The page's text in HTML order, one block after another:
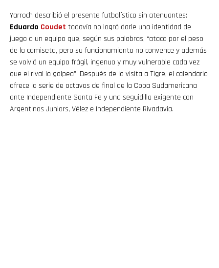
Yarroch describió el presente futbolístico sin atenuantes:
Eduardo Coudet todavía no logró darle una identidad de
juego a un equipo que, según sus palabras, “ataca por el peso
de la camiseta, pero su funcionamiento no convence y además
se volvió un equipo frágil, ingenuo y muy vulnerable cada vez
que el rival lo golpea”. Después de la visita a Tigre, el calendario
ofrece la serie de octavos de final de la Copa Sudamericana
ante Independiente Santa Fe y una seguidilla exigente con
Argentinos Juniors, Vélez e Independiente Rivadavia.